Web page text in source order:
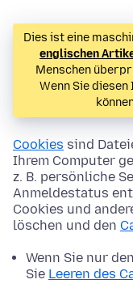
Dies ist eine
englischen
Menschen
Wenn Sie
Cookies sind
Ihrem Computer
z. B. persönliche
Anmeldestatus
Cookies und
löschen und den
Wenn Sie nur
Sie Leeren des